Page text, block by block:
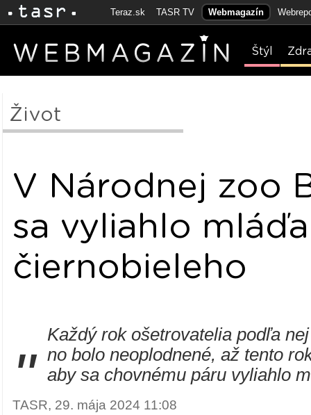
Teraz.sk TASR TV Webmagazín
Štýl
Život
V Národnej zoo
sa vyliahlo
čiernobieleho
"
Každý rok ošetrovatelia podľa
no bolo neoplodnené, až tento
aby sa chovnému páru vyliahlo
TASR, 29. mája 2024 11:08